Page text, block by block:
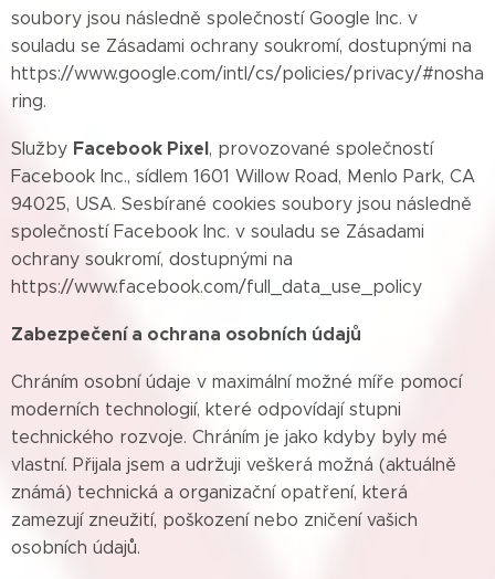
soubory jsou následně společností Google Inc. v
souladu se Zásadami ochrany soukromí, dostupnými na
https://www.google.com/intl/cs/policies/privacy/#nosha
ring.
Služby Facebook Pixel, provozované společností
Facebook Inc., sídlem 1601 Willow Road, Menlo Park, CA
94025, USA. Sesbírané cookies soubory jsou následně
společností Facebook Inc. v souladu se Zásadami
ochrany soukromí, dostupnými na
https://www.facebook.com/full_data_use_policy
Zabezpečení a ochrana osobních údajů
Chráním osobní údaje v maximální možné míře pomocí
moderních technologií, které odpovídají stupni
technického rozvoje. Chráním je jako kdyby byly mé
vlastní. Přijala jsem a udržuji veškerá možná (aktuálně
známá) technická a organizační opatření, která
zamezují zneužití, poškození nebo zničení vašich
osobních údajů.